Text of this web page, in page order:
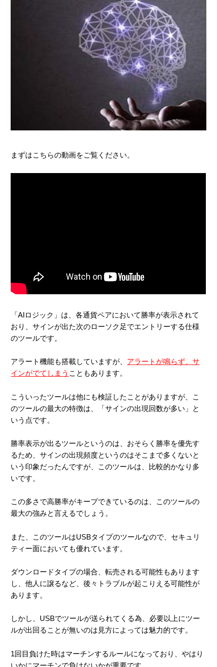
まずはこちらの動画をご覧ください。
「AIロジック」は、各通貨ペアにおいて勝率が表示されて
おり、サインが出た次のローソク足でエントリーする仕様
のツールです。
アラート機能も搭載していますが、 アラートが鳴らず、サ
インがでてしまう こともあります。
こういったツールは他にも検証したことがありますが、こ
のツールの最大の特徴は、「サインの出現回数が多い」と
いう点です。
勝率表示が出るツールというのは、おそらく勝率を優先す
るため、サインの出現頻度というのはそこまで多くないと
いう印象だったんですが、このツールは、比較的かなり多
いです。
この多さで高勝率がキープできているのは、このツールの
最大の強みと言えるでしょう。
また、このツールはUSBタイプのツールなので、セキュリ
ティー面においても優れています。
ダウンロードタイプの場合、転売される可能性もあります
し、他人に譲るなど、後々トラブルが起こりえる可能性が
あります。
しかし、USBでツールが送られてくる為、必要以上にツー
ルが出回ることが無いのは見方によっては魅力的です。
1回目負けた時はマーチンするルールになっており、やはり
いかにマーチンで負けないかが重要です。